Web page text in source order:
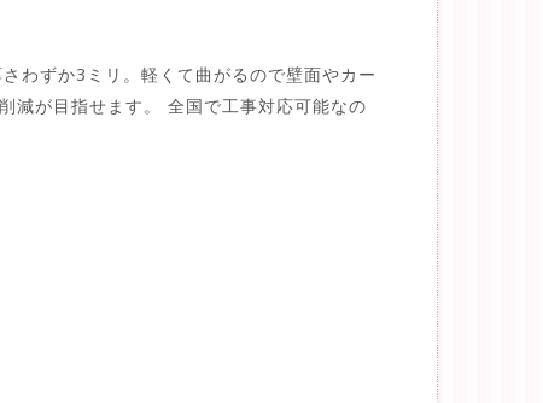
わずか3ミリ。軽くて曲がるので壁面やカー
減が目指せます。 全国で工事対応可能なの